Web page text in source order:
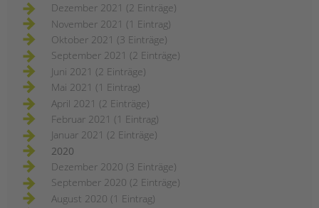
Dezember 2021 (2 Einträge)
November 2021 (1 Eintrag)
Oktober 2021 (3 Einträge)
September 2021 (2 Einträge)
Juni 2021 (2 Einträge)
Mai 2021 (1 Eintrag)
April 2021 (2 Einträge)
Februar 2021 (1 Eintrag)
Januar 2021 (2 Einträge)
2020
Dezember 2020 (3 Einträge)
September 2020 (2 Einträge)
August 2020 (1 Eintrag)